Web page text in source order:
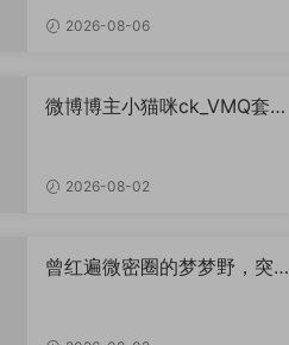
2026-08-06
微博博主小猫咪ck_VMQ套
2026-08-02
曾红遍微密圈的梦梦野，突然